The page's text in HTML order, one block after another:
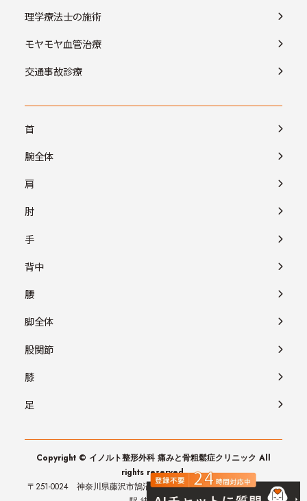
理学療法士の施術
モヤモヤ血管治療
交通事故診療
首
腕全体
肩
肘
手
背中
腰
脚全体
股関節
膝
足
Copyright © イノルト整形外科 痛みと骨粗鬆症クリニック All
rights reserved.
〒251-0024 神奈川県藤沢市鵠沼橘1-1-1 第2外岡ビル 3階 （JR藤沢